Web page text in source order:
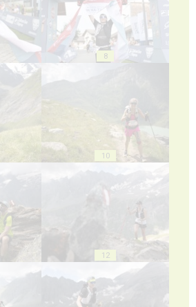
8
10
12